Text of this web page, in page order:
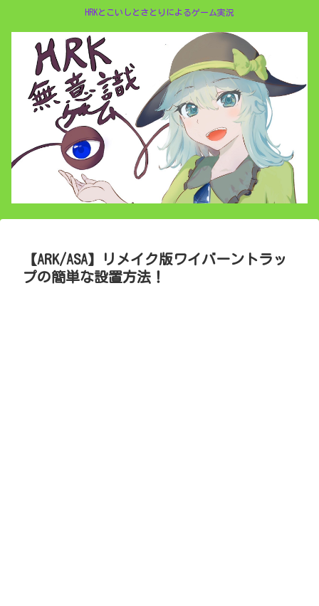
HRKとこいしとさとりによるゲーム実況
【ARK/ASA】リメイク版ワイバーントラッ
プの簡単な設置方法！